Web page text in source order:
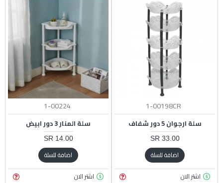
1-00198CR
سلة ارجوان 5 دور شفاف
33.00 SR
اضافة للسلة
اشتر الان
1-00224
سلة المنار 3 دور ابيض
14.00 SR
اضافة للسلة
اشتر الان